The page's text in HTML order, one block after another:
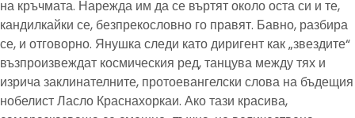
на кръчмата. Нарежда им да се въртят около оста си и те,
кандилкайки се, безпрекословно го правят. Бавно, разбира
се, и отговорно. Янушка следи като диригент как „звездите“
възпроизвеждат космическия ред, танцува между тях и
изрича заклинателните, протоевангелски слова на бъдещия
нобелист Ласло Краснахоркаи. Ако тази красива,